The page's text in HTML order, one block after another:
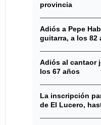
provincia
Adiós a Pepe
guitarra, a los 82
Adiós al cantaor
los 67 años
La inscripción
de El Lucero,